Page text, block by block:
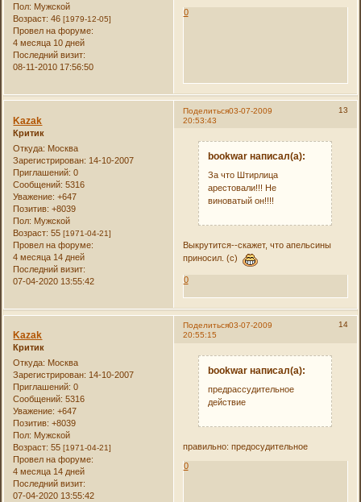
Пол: Мужской
Возраст: 46[1979-12-05]
Провел на форуме:
4 месяца 10 дней
Последний визит:
08-11-2010 17:56:50
0
Поделиться 13
03-07-2009
20:53:43
Kazak
Критик
Откуда: Москва
Зарегистрирован: 14-10-2007
Приглашений: 0
Сообщений: 5316
Уважение: +647
Позитив: +8039
Пол: Мужской
Возраст: 55[1971-04-21]
Провел на форуме:
4 месяца 14 дней
Последний визит:
07-04-2020 13:55:42
bookwar написал(а):
За что Штирлица
арестовали!!! Не
виноватый он!!!!
Выкрутится--скажет, что апельсины
приносил. (c)
0
Поделиться 14
03-07-2009
20:55:15
Kazak
Критик
Откуда: Москва
Зарегистрирован: 14-10-2007
Приглашений: 0
Сообщений: 5316
Уважение: +647
Позитив: +8039
Пол: Мужской
Возраст: 55[1971-04-21]
Провел на форуме:
4 месяца 14 дней
Последний визит:
07-04-2020 13:55:42
bookwar написал(а):
предрассудительное
действие
правильно: предосудительное
0